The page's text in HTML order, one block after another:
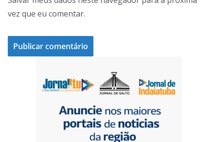
vez que eu comentar.